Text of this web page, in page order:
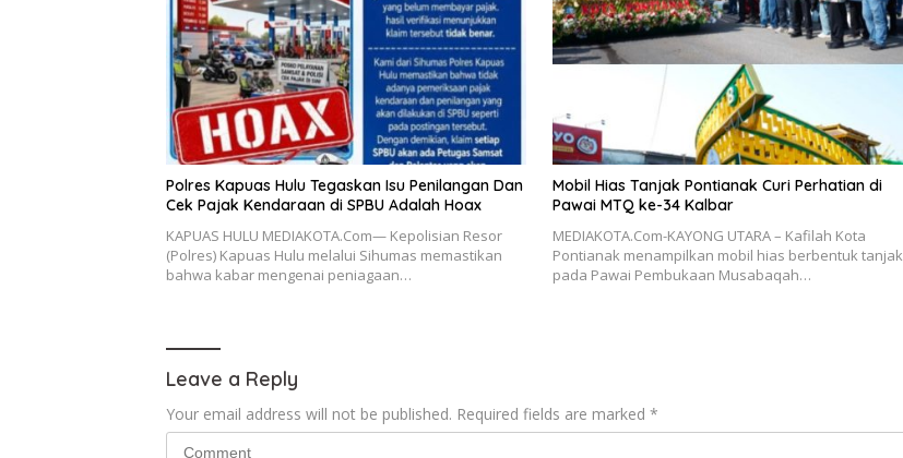
Polres Kapuas Hulu Tegaskan Isu Penilangan Dan
Cek Pajak Kendaraan di SPBU Adalah Hoax
KAPUAS HULU MEDIAKOTA.Com— Kepolisian Resor
(Polres) Kapuas Hulu melalui Sihumas memastikan
bahwa kabar mengenai peniagaan…
Mobil Hias Tanjak Pontianak Curi Perhatian di
Pawai MTQ ke-34 Kalbar
MEDIAKOTA.Com-KAYONG UTARA – Kafilah Kota
Pontianak menampilkan mobil hias berbentuk tanjak
pada Pawai Pembukaan Musabaqah…
Leave a Reply
Your email address will not be published. Required fields are marked *